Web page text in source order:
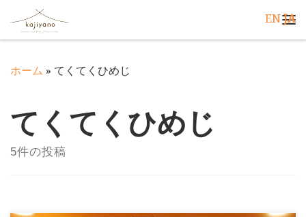
コンテンツへスキップ
ホーム » てくてくひめじ
てくてくひめじ
5件の投稿
EN JA